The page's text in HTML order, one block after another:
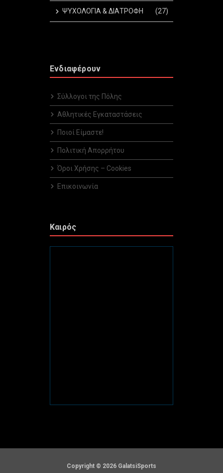
ΨΥΧΟΛΟΓΙΑ & ΔΙΑΤΡΟΦΗ (27)
Ενδιαφέρουν
Σύλλογοι της Πόλης
Αθλητικές Εγκαταστάσεις
Ποιοί Είμαστε!
Πολιτική Απορρήτου
Όροι Χρήσης – Cookies
Επικοινωνία
Καιρός
Copyright © 2026 GalatsiSports